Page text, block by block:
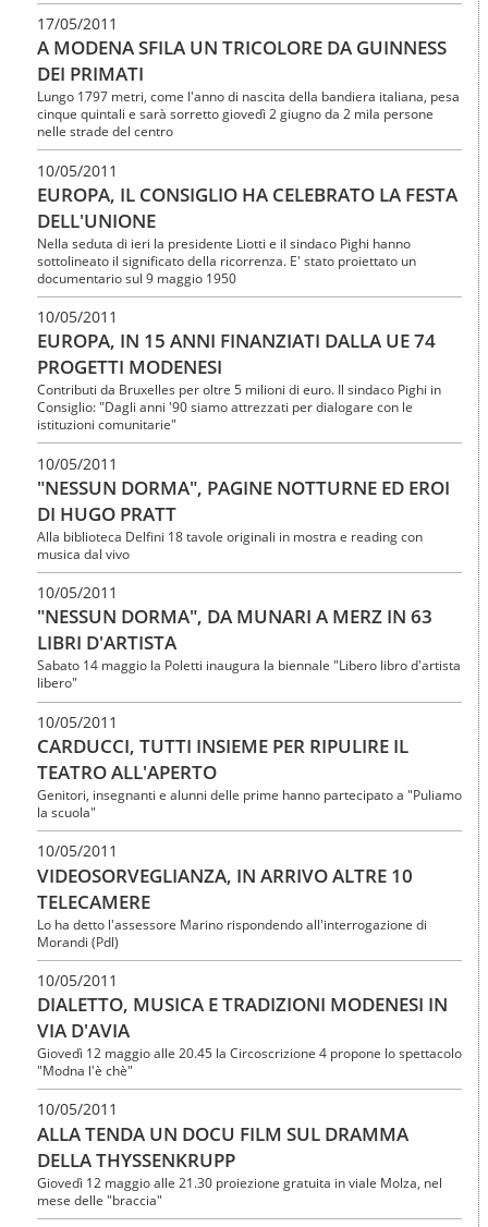
17/05/2011
A MODENA SFILA UN TRICOLORE DA GUINNESS
DEI PRIMATI
Lungo 1797 metri, come l'anno di nascita della bandiera italiana, pesa
cinque quintali e sarà sorretto giovedì 2 giugno da 2 mila persone
nelle strade del centro
10/05/2011
EUROPA, IL CONSIGLIO HA CELEBRATO LA FESTA
DELL'UNIONE
Nella seduta di ieri la presidente Liotti e il sindaco Pighi hanno
sottolineato il significato della ricorrenza. E' stato proiettato un
documentario sul 9 maggio 1950
10/05/2011
EUROPA, IN 15 ANNI FINANZIATI DALLA UE 74
PROGETTI MODENESI
Contributi da Bruxelles per oltre 5 milioni di euro. Il sindaco Pighi in
Consiglio: "Dagli anni '90 siamo attrezzati per dialogare con le
istituzioni comunitarie"
10/05/2011
"NESSUN DORMA", PAGINE NOTTURNE ED EROI
DI HUGO PRATT
Alla biblioteca Delfini 18 tavole originali in mostra e reading con
musica dal vivo
10/05/2011
"NESSUN DORMA", DA MUNARI A MERZ IN 63
LIBRI D'ARTISTA
Sabato 14 maggio la Poletti inaugura la biennale "Libero libro d'artista
libero"
10/05/2011
CARDUCCI, TUTTI INSIEME PER RIPULIRE IL
TEATRO ALL'APERTO
Genitori, insegnanti e alunni delle prime hanno partecipato a "Puliamo
la scuola"
10/05/2011
VIDEOSORVEGLIANZA, IN ARRIVO ALTRE 10
TELECAMERE
Lo ha detto l'assessore Marino rispondendo all'interrogazione di
Morandi (Pdl)
10/05/2011
DIALETTO, MUSICA E TRADIZIONI MODENESI IN
VIA D'AVIA
Giovedì 12 maggio alle 20.45 la Circoscrizione 4 propone lo spettacolo
"Modna l'è chè"
10/05/2011
ALLA TENDA UN DOCU FILM SUL DRAMMA
DELLA THYSSENKRUPP
Giovedì 12 maggio alle 21.30 proiezione gratuita in viale Molza, nel
mese delle "braccia"